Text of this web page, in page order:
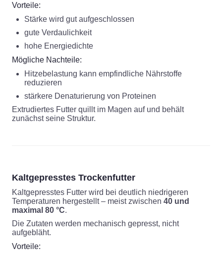
Vorteile:
Stärke wird gut aufgeschlossen
gute Verdaulichkeit
hohe Energiedichte
Mögliche Nachteile:
Hitzebelastung kann empfindliche Nährstoffe
reduzieren
stärkere Denaturierung von Proteinen
Extrudiertes Futter quillt im Magen auf und behält
zunächst seine Struktur.
Kaltgepresstes Trockenfutter
Kaltgepresstes Futter wird bei deutlich niedrigeren
Temperaturen hergestellt – meist zwischen 40 und
maximal 80 °C.
Die Zutaten werden mechanisch gepresst, nicht
aufgebläht.
Vorteile: